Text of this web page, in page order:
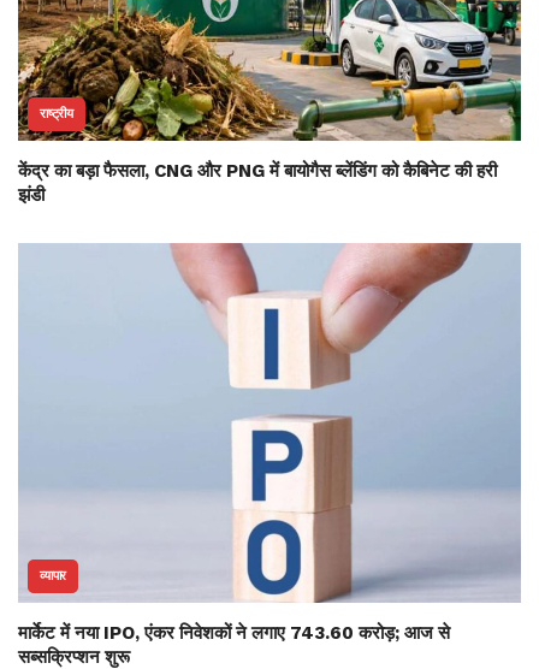
राष्ट्रीय
केंद्र का बड़ा फैसला, CNG और PNG में बायोगैस ब्लेंडिंग को कैबिनेट की हरी
झंडी
व्यापार
मार्केट में नया IPO, एंकर निवेशकों ने लगाए 743.60 करोड़; आज से
सब्सक्रिप्शन शुरू